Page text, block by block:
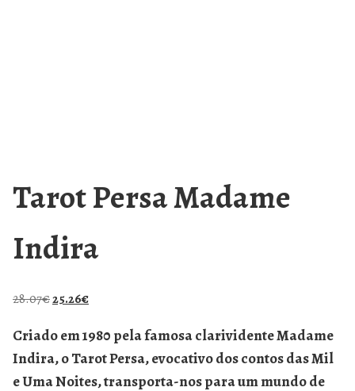
Tarot Persa Madame
Indira
28.07€25.26€
Criado em 1980 pela famosa clarividente Madame
Indira, o Tarot Persa, evocativo dos contos das Mil
e Uma Noites, transporta-nos para um mundo de